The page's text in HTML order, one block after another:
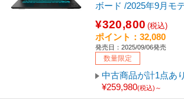
ボード /2025年9月モ
¥320,800 (税込)
ポイント：32,080
発売日：2025/09/06発売
数量限定
中古商品が計1点あ
¥259,980(税込)～